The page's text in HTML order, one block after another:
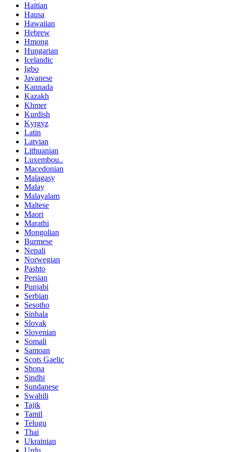
Haitian
Hausa
Hawaiian
Hebrew
Hmong
Hungarian
Icelandic
Igbo
Javanese
Kannada
Kazakh
Khmer
Kurdish
Kyrgyz
Latin
Latvian
Lithuanian
Luxembou..
Macedonian
Malagasy
Malay
Malayalam
Maltese
Maori
Marathi
Mongolian
Burmese
Nepali
Norwegian
Pashto
Persian
Punjabi
Serbian
Sesotho
Sinhala
Slovak
Slovenian
Somali
Samoan
Scots Gaelic
Shona
Sindhi
Sundanese
Swahili
Tajik
Tamil
Telugu
Thai
Ukrainian